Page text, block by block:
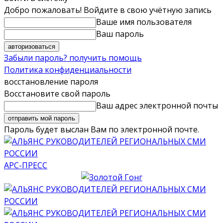
Добро пожаловать! Войдите в свою учётную запись
Ваше имя пользователя
Ваш пароль
Забыли пароль? получить помощь
Политика конфиденциальности
восстановление пароля
Восстановите свой пароль
Ваш адрес электронной почты
Пароль будет выслан Вам по электронной почте.
АРС-ПРЕСС